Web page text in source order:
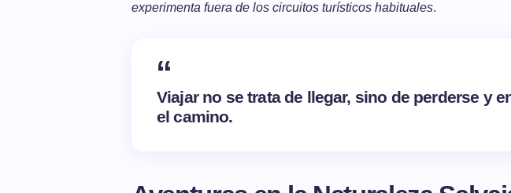
experimenta fuera de los circuitos turísticos habituales.
Viajar no se trata de llegar, sino de perderse y
el camino.